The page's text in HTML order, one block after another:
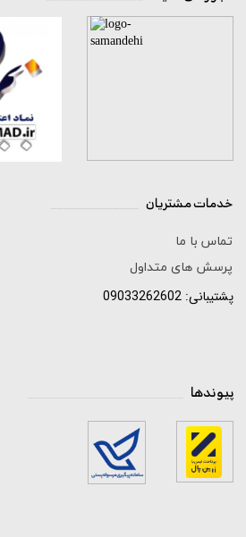
تماس با ما
پرسش های متداول
پشتیبانی: 09033262602
پیوندها
خدمات مشتریان